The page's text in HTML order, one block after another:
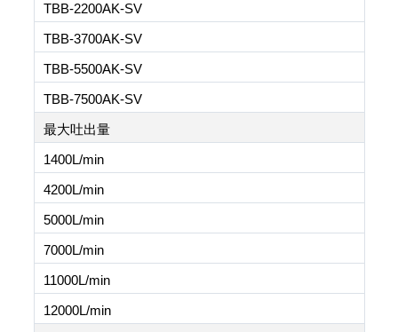
TBB-2200AK-SV
TBB-3700AK-SV
TBB-5500AK-SV
TBB-7500AK-SV
最大吐出量
1400L/min
4200L/min
5000L/min
7000L/min
11000L/min
12000L/min